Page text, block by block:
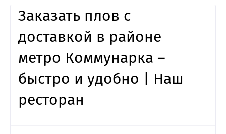
Заказать плов с
доставкой в районе
метро Коммунарка –
быстро и удобно | Наш
ресторан